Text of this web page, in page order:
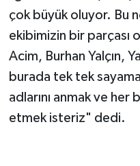
çok büyük oluyor. Bu
ekibimizin bir parçası
Acim, Burhan Yalçın,
burada tek tek
adlarını anmak ve her
etmek isteriz" dedi.